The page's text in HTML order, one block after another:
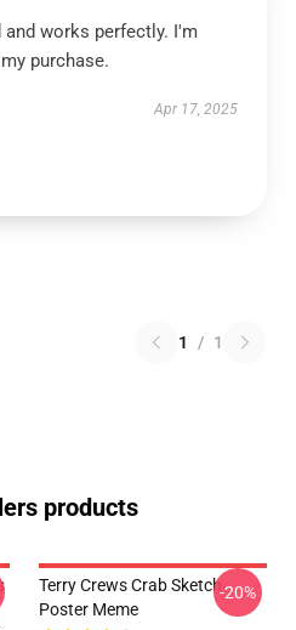
works perfectly. I'm
purchase.
Apr 17, 2025
1 / 1
products
Terry Crews Crab Sketch
Poster Meme
-20%